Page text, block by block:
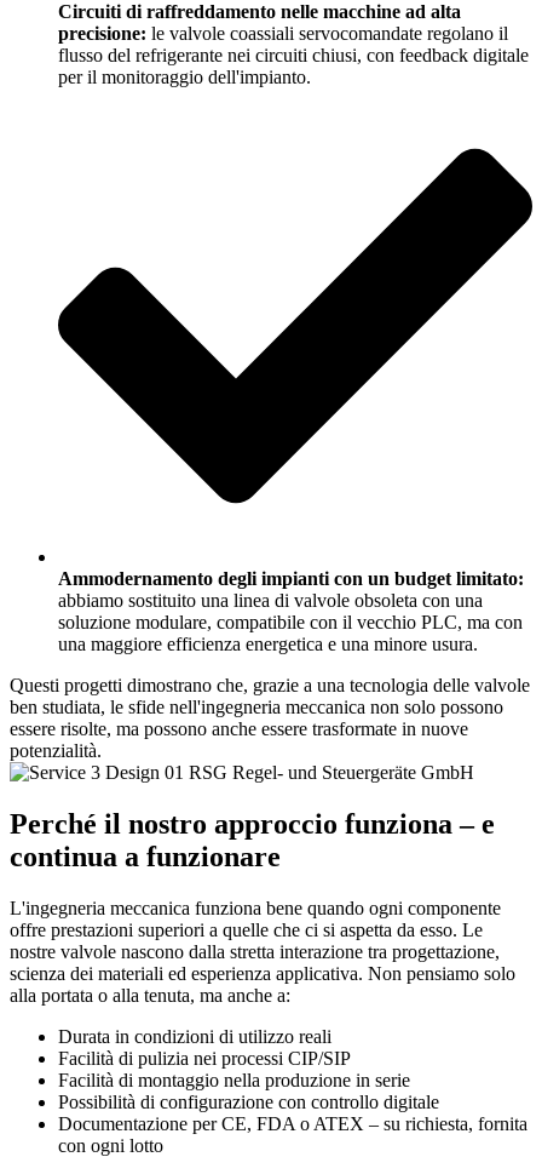
Circuiti di raffreddamento nelle macchine ad alta
precisione: le valvole coassiali servocomandate regolano il
flusso del refrigerante nei circuiti chiusi, con feedback digitale
per il monitoraggio dell'impianto.
Ammodernamento degli impianti con un budget limitato:
abbiamo sostituito una linea di valvole obsoleta con una
soluzione modulare, compatibile con il vecchio PLC, ma con
una maggiore efficienza energetica e una minore usura.
Questi progetti dimostrano che, grazie a una tecnologia delle valvole
ben studiata, le sfide nell'ingegneria meccanica non solo possono
essere risolte, ma possono anche essere trasformate in nuove
potenzialità.
Perché il nostro approccio funziona – e
continua a funzionare
L'ingegneria meccanica funziona bene quando ogni componente
offre prestazioni superiori a quelle che ci si aspetta da esso. Le
nostre valvole nascono dalla stretta interazione tra progettazione,
scienza dei materiali ed esperienza applicativa. Non pensiamo solo
alla portata o alla tenuta, ma anche a:
Durata in condizioni di utilizzo reali
Facilità di pulizia nei processi CIP/SIP
Facilità di montaggio nella produzione in serie
Possibilità di configurazione con controllo digitale
Documentazione per CE, FDA o ATEX – su richiesta, fornita
con ogni lotto